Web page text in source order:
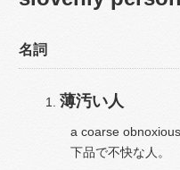
名詞
薄汚い人
a coarse
下品で不快な人。